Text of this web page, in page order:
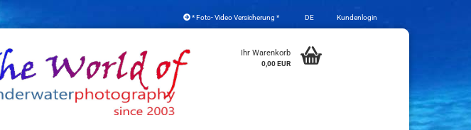
* Foto- Video Versicherung * DE
Sprache auswählen
Kundenlogin
Ihr Warenkorb
0,00 EUR